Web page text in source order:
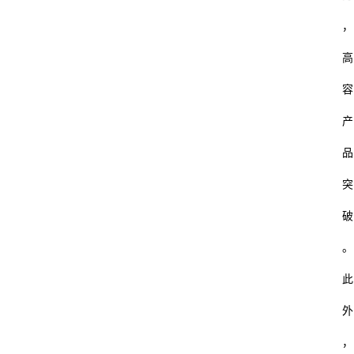
，
高
容
产
品
突
破
。
此
外
，